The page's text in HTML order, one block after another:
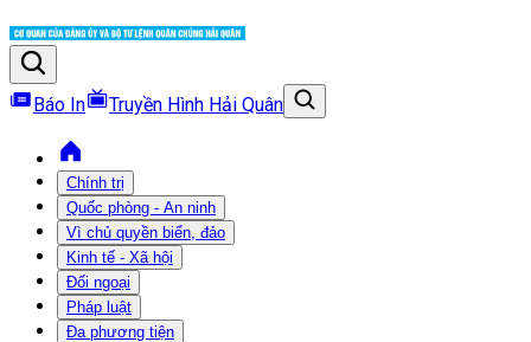
Báo In Truyền Hình Hải Quân
Chính trị
Quốc phòng - An ninh
Vì chủ quyền biển, đảo
Kinh tế - Xã hội
Đối ngoại
Pháp luật
Đa phương tiện